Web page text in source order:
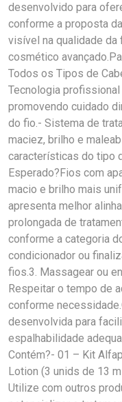
desenvolvido para
conforme a proposta
visível na qualidade da
cosmético
Todos os Tipos de
Tecnologia
promovendo cuidado
do fio.- Sistema de
maciez, brilho e
características do tipo
Esperado?Fios com
macio e brilho mais
apresenta melhor
prolongada de
conforme a categoria
condicionador ou
fios.3. Massagear ou
Respeitar o tempo de
conforme
desenvolvida para
espalhabilidade
Contém?- 01 – Kit
Lotion (3 unids de 13
Utilize com outros